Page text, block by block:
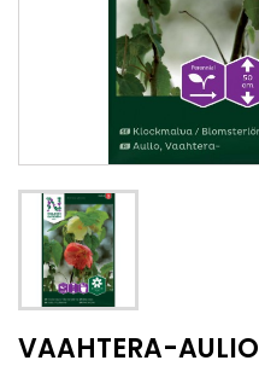
VAAHTERA-AULIO